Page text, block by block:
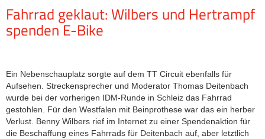
Start
FAQ
Kontakt
WhatsApp
+49 (0) 5921 727170
Mo.-Do. 8:00-16:30 Uhr |
Fr. 8:00-14:00 Uhr
Fahrrad geklaut: Wilbers und Hertrampf
spenden E-Bike
Ein Nebenschauplatz sorgte auf dem TT Circuit ebenfalls für
Aufsehen. Streckensprecher und Moderator Thomas Deitenbach
wurde bei der vorherigen IDM-Runde in Schleiz das Fahrrad
gestohlen. Für den Westfalen mit Beinprothese war das ein herber
Verlust. Benny Wilbers rief im Internet zu einer Spendenaktion für
die Beschaffung eines Fahrrads für Deitenbach auf, aber letztlich